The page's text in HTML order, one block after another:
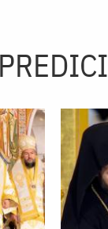
PREDICI